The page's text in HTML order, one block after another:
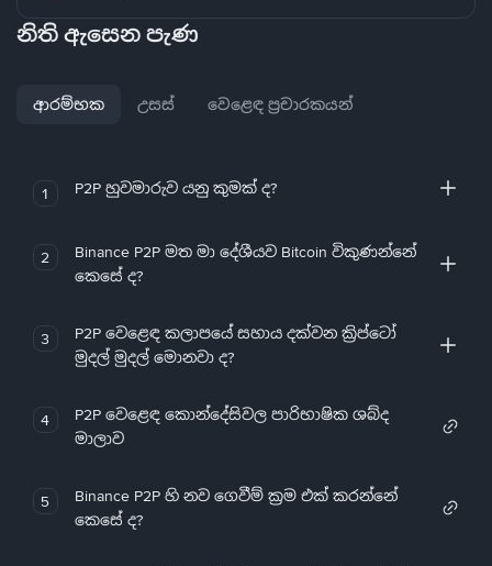
නිති ඇසෙන පැණ
ආරම්භක උසස් වෙළෙඳ ප්‍රචාරකයන්
1 P2P හුවමාරුව යනු කුමක් ද?
2
Binance P2P මත මා දේශීයව Bitcoin විකුණන්නේ
කෙසේ ද?
3
P2P වෙළෙඳ කලාපයේ සහාය දක්වන ක්‍රිප්ටෝ
මුදල් මුදල් මොනවා ද?
4
P2P වෙළෙඳ කොන්දේසිවල පාරිභාෂික ශබ්ද
මාලාව
5
Binance P2P හි නව ගෙවීම් ක්‍රම එක් කරන්නේ
කෙසේ ද?